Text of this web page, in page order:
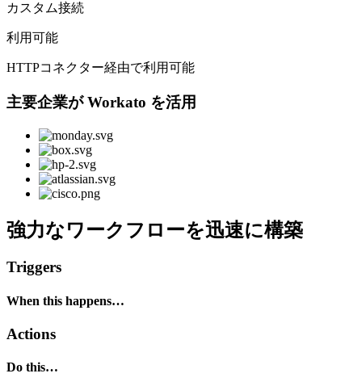
カスタム接続
利用可能
HTTPコネクター経由で利用可能
主要企業が Workato を活用
強力なワークフローを迅速に構築
Triggers
When this happens…
Actions
Do this…